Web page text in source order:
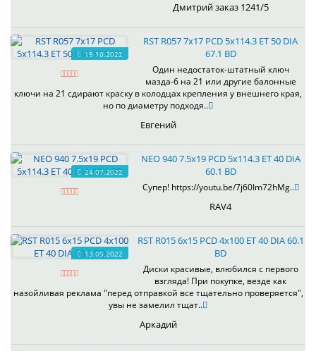
Дмитрий заказ 1241/5
19.10.2022
RST R057 7x17 PCD 5x114.3 ET 50 DIA
67.1 BD
Один недостаток-штатный ключ
мазда-6 на 21 или другие балонные
ключи на 21 сдирают краску в колодцах крепления у внешнего края,
но по диаметру подходя..
Евгений
24.07.2022
NEO 940 7.5x19 PCD 5x114.3 ET 40 DIA
60.1 BD
Супер! https://youtu.be/7j60Im72hMg..
RAV4
13.05.2022
RST R015 6x15 PCD 4x100 ET 40 DIA 60.1
BD
Диски красивые, влюбился с первого
взгляда! При покупке, везде как
назойливая реклама "перед отправкой все тщательно проверяется",
увы не замелил тщат..
Аркадий